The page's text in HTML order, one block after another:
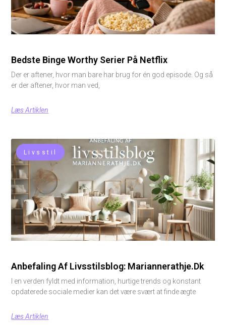
Bedste Binge Worthy Serier På Netflix
Der er aftener, hvor man bare har brug for én god episode. Og så
er der aftener, hvor man ved,
Læs Artiklen
Livsstil
Anbefaling Af Livsstilsblog: Mariannerathje.dk
I en verden fyldt med information, hurtige trends og konstant
opdaterede sociale medier kan det være svært at finde ægte
Læs Artiklen